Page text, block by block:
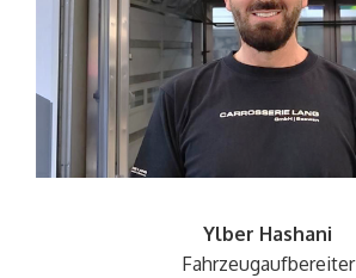
Ylber Hashani
Fahrzeugaufbereiter